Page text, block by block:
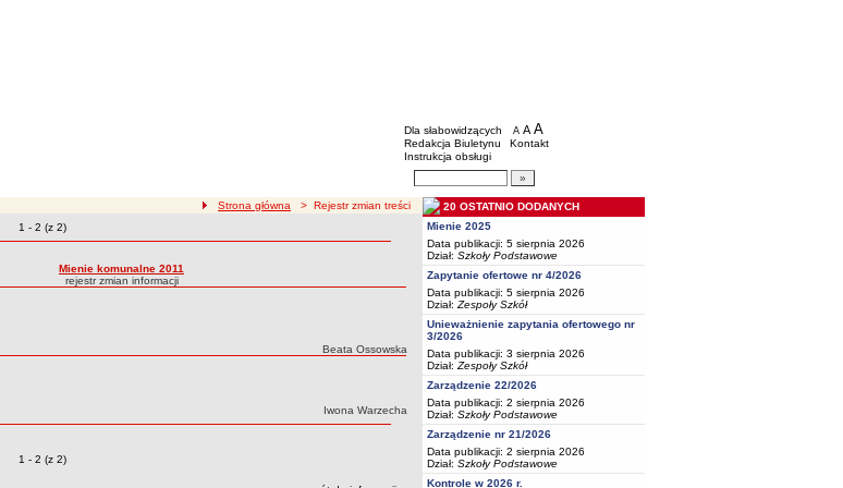
BIP - Oświata Częstochowa
Menu dodatkowe
Dla słabowidzących A pomniejsz czcionkę
A standardowy rozmiar czcionki
A
Redakcja Biuletynu
Kontakt
Instrukcja obsługi
Wyszukiwarka artykułów
ścieżka nawigacji
Strona główna > Rejestr zmian treści
Zmiany o pozycjach
1 - 2 (z 2)
Mienie komunalne 2011
rejestr zmian informacji
Autor:
Beata Ossowska
Autor:
Iwona Warzecha
Zmiany o pozycjach
1 - 2 (z 2)
20 OSTATNIO DODANYCH
Mienie 2025
Data publikacji: 5 sierpnia 2026
Dział: Szkoły Podstawowe
Zapytanie ofertowe nr 4/2026
Data publikacji: 5 sierpnia 2026
Dział: Zespoły Szkół
Unieważnienie zapytania ofertowego nr
3/2026
Data publikacji: 3 sierpnia 2026
Dział: Zespoły Szkół
Zarządzenie 22/2026
Data publikacji: 2 sierpnia 2026
Dział: Szkoły Podstawowe
Zarządzenie nr 21/2026
Data publikacji: 2 sierpnia 2026
Dział: Szkoły Podstawowe
Kontrole w 2026 r.